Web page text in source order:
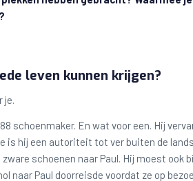
leven kunnen krijgen?
je.
schoenmaker. En wat voor een. Hij
is hij een autoriteit tot ver buiten de
schoenen naar Paul. Hij moest ook
naar Paul doorreisde voordat ze op